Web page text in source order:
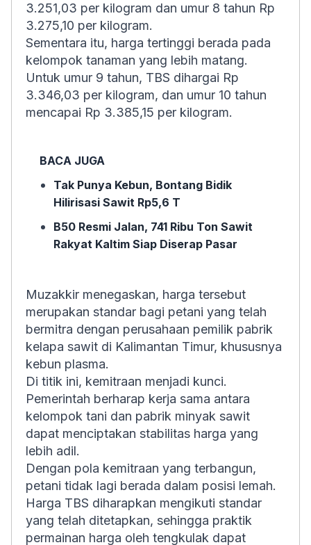
3.251,03 per kilogram dan umur 8 tahun Rp
3.275,10 per kilogram.
Sementara itu, harga tertinggi berada pada
kelompok tanaman yang lebih matang.
Untuk umur 9 tahun, TBS dihargai Rp
3.346,03 per kilogram, dan umur 10 tahun
mencapai Rp 3.385,15 per kilogram.
BACA JUGA
Tak Punya Kebun, Bontang Bidik
Hilirisasi Sawit Rp5,6 T
B50 Resmi Jalan, 741 Ribu Ton Sawit
Rakyat Kaltim Siap Diserap Pasar
Muzakkir menegaskan, harga tersebut
merupakan standar bagi petani yang telah
bermitra dengan perusahaan pemilik pabrik
kelapa sawit di Kalimantan Timur, khususnya
kebun plasma.
Di titik ini, kemitraan menjadi kunci.
Pemerintah berharap kerja sama antara
kelompok tani dan pabrik minyak sawit
dapat menciptakan stabilitas harga yang
lebih adil.
Dengan pola kemitraan yang terbangun,
petani tidak lagi berada dalam posisi lemah.
Harga TBS diharapkan mengikuti standar
yang telah ditetapkan, sehingga praktik
permainan harga oleh tengkulak dapat